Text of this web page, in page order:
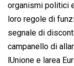
organismi politici
loro regole di
segnale di
campanello di
lUnione e larea